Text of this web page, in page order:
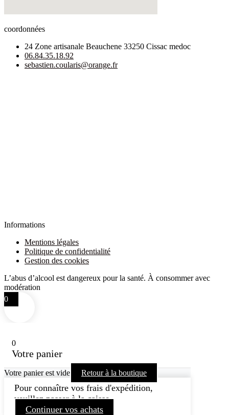
coordonnées
24 Zone artisanale Beauchene 33250 Cissac medoc
06.84.35.18.92
sebastien.coularis@orange.fr
Informations
Mentions légales
Politique de confidentialité
Gestion des cookies
L’abus d’alcool est dangereux pour la santé. À consommer avec
modération
0
0
Votre panier
Votre panier est vide Retour à la boutique
Pour connaître vos frais d'expédition,
veuillez passer à la caisse.
Continuer vos achats